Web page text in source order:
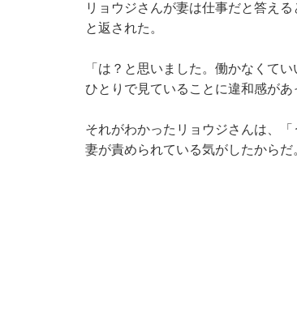
リョウジさんが妻は仕事だと答え
と返された。
「は？と思いました。働かなくて
ひとりで見ていることに違和感があ
それがわかったリョウジさんは、
妻が責められている気がしたからだ